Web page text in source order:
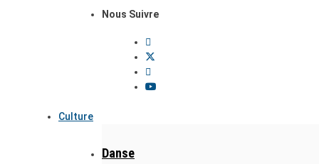
Nous Suivre
Culture
Danse